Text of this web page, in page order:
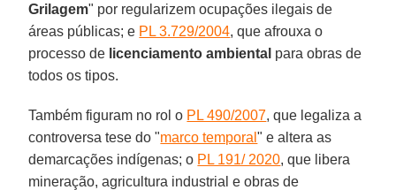
Grilagem" por regularizem ocupações ilegais de
áreas públicas; e PL 3.729/2004, que afrouxa o
processo de licenciamento ambiental para obras de
todos os tipos.
Também figuram no rol o PL 490/2007, que legaliza a
controversa tese do "marco temporal" e altera as
demarcações indígenas; o PL 191/ 2020, que libera
mineração, agricultura industrial e obras de